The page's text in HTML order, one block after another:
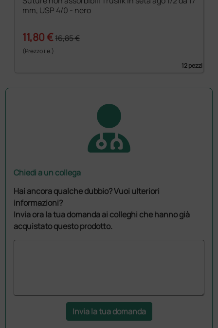
mm, USP 4/0 - nero
11,80 €16,85 €
(Prezzo i.e.)
12 pezzi
Chiedi a un collega
Hai ancora qualche dubbio? Vuoi ulteriori
informazioni?
Invia ora la tua domanda ai colleghi che hanno già
acquistato questo prodotto.
Invia la tua domanda